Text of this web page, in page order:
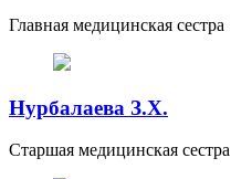
Главная медицинская сестра
Нурбалаева З.Х.
Старшая медицинская сестра